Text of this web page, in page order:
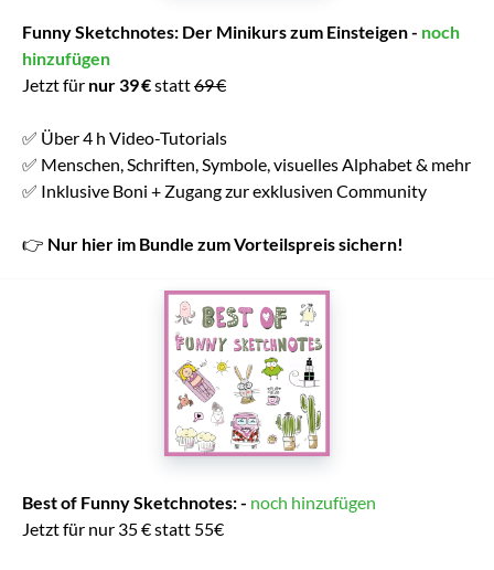
Funny Sketchnotes: Der Minikurs zum Einsteigen - noch
hinzufügen
Jetzt für nur 39 €statt69 €
✅ Über 4 h Video-Tutorials
✅ Menschen, Schriften, Symbole, visuelles Alphabet & mehr
✅ Inklusive Boni + Zugang zur exklusiven Community
👉 Nur hier im Bundle zum Vorteilspreis sichern!
Best of Funny Sketchnotes: - noch hinzufügen
Jetzt für nur 35 € statt 55€